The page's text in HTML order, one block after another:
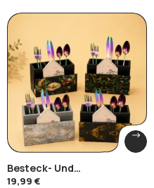
Besteck- Und
Serviettenhalter Aus Holz –
19,99 €